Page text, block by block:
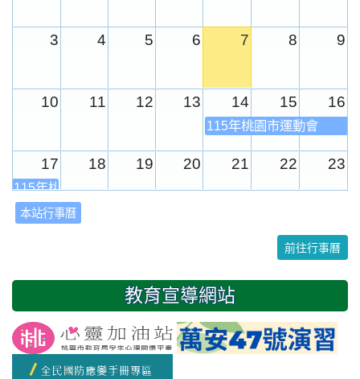
3 4 5 6 7 8 9
10 11 12 13 14 15 16
115年桃園市運動會
17 18 19 20 21 22 23
115年桃園市運動會
24
2 3
友善校園週
開學日
本站行事曆
前往行事曆
教育宣導網站